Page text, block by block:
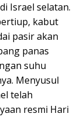
Israel selatan.
kabut
pasir akan
panas
suhu
Menyusul
telah
resmi Hari